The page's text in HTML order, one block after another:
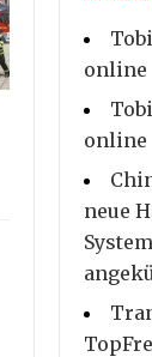
Tobi
online
Tobi
online
neue